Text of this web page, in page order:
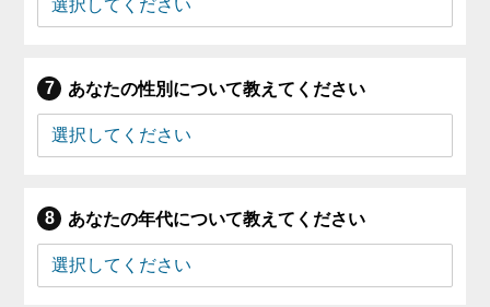
あなたの性別について教えてください
あなたの年代について教えてください